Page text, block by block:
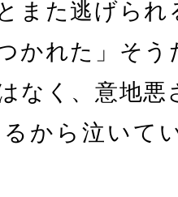
また逃げら
かれた」そ
なく、意地悪
から泣いて